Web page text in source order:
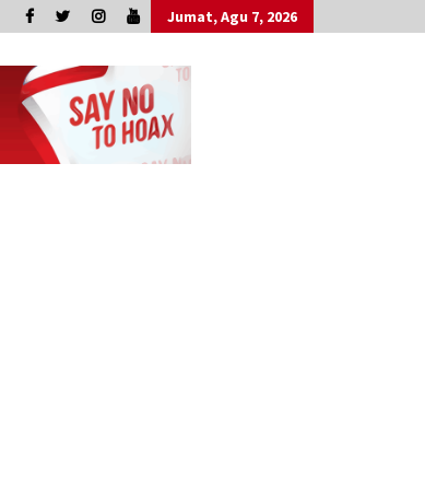
Jumat, Agu 7, 2026